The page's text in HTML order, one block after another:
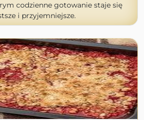
codzienne gotowanie staje się
i przyjemniejsze.